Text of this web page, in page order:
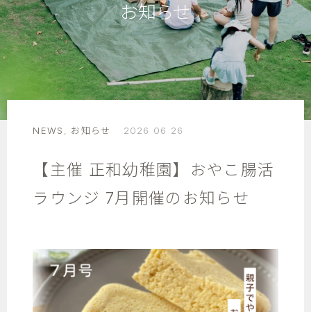
お知らせ
NEWS お知らせ 2026 06 26
【主催 正和幼稚園】おやこ腸活
ラウンジ 7月開催のお知らせ